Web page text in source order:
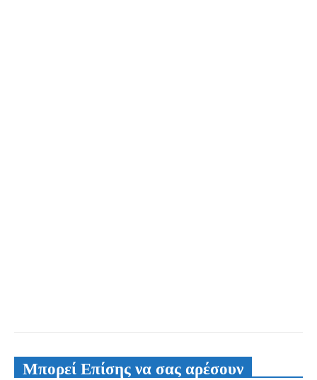
Μπορεί Επίσης να σας αρέσουν